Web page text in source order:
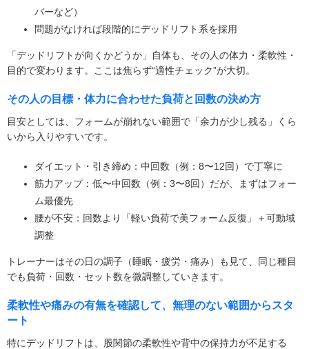
バーなど）
問題がなければ段階的にデッドリフト系を採用
「デッドリフトが向くかどうか」自体も、その人の体力・柔軟性・
目的で変わります。ここは焦らず“適性チェック”が大切。
その人の目標・体力に合わせた負荷と回数の決め方
目安としては、フォームが崩れない範囲で「余力が少し残る」くら
いから入りやすいです。
ダイエット・引き締め：中回数（例：8〜12回）で丁寧に
筋力アップ：低〜中回数（例：3〜8回）だが、まずはフォー
ム最優先
腰が不安：回数より「軽い負荷で美フォーム反復」＋可動域
調整
トレーナーはその日の調子（睡眠・疲労・痛み）も見て、同じ種目
でも負荷・回数・セット数を微調整していきます。
柔軟性や痛みの有無を確認して、無理のない範囲からスタ
ート
特にデッドリフトは、股関節の柔軟性や背中の保持力が不足する